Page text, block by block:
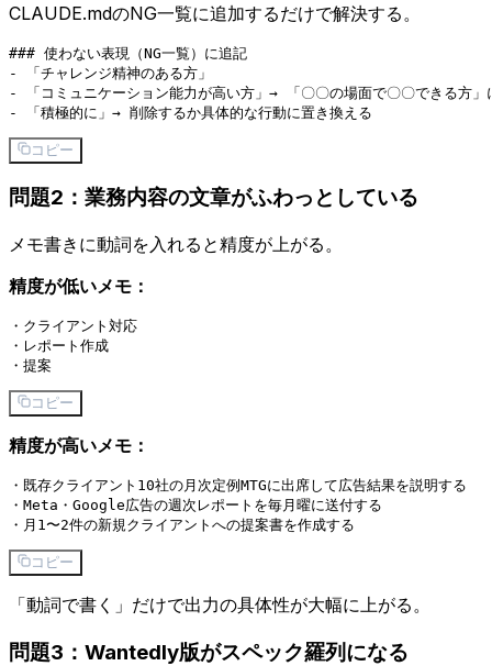
CLAUDE.mdのNG一覧に追加するだけで解決する。
### 使わない表現（NG一覧）に追記
- 「チャレンジ精神のある方」
- 「コミュニケーション能力が高い方」→ 「〇〇の場面で〇〇できる方」
コピー
問題2：業務内容の文章がふわっとしている
メモ書きに動詞を入れると精度が上がる。
精度が低いメモ：
・クライアント対応
・レポート作成
コピー
精度が高いメモ：
・既存クライアント10社の月次定例MTGに出席して広告結果を説明する
・Meta・Google広告の週次レポートを毎月曜に送付する
コピー
「動詞で書く」だけで出力の具体性が大幅に上がる。
問題3：Wantedly版がスペック羅列になる